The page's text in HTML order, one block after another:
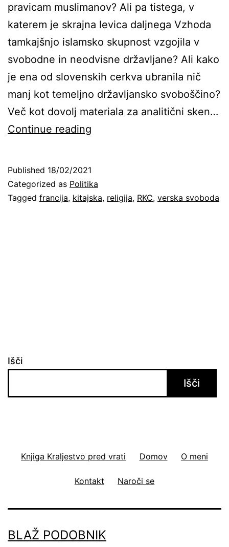
pravicam muslimanov? Ali pa tistega, v
katerem je skrajna levica daljnega Vzhoda
tamkajšnjo islamsko skupnost vzgojila v
svobodne in neodvisne državljane? Ali kako
je ena od slovenskih cerkva ubranila nič
manj kot temeljno državljansko svoboščino?
Več kot dovolj materiala za analitični sken…
Continue reading
–
svoboda
Published 18/02/2021
Categorized as Politika
Tagged francija, kitajska, religija, RKC, verska svoboda
Išči
Išči
Knjiga Kraljestvo pred vrati Domov O meni
Kontakt Naroči se
BLAŽ PODOBNIK